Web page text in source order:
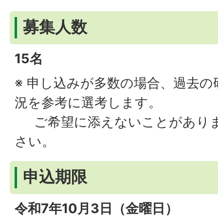
募集人数
15名
※ 申し込みが多数の場合、過去
況を参考に選考します。
ご希望に添えないことがあり
さい。
申込期限
令和7年10月3日（金曜日）